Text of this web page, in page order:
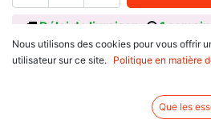
Délai de livraison : 1
Référence d'origine : 84013502,Se monte
Nous utilisons des cookies pour vous offrir
utilisateur sur ce site.
Politique en matière
Que les